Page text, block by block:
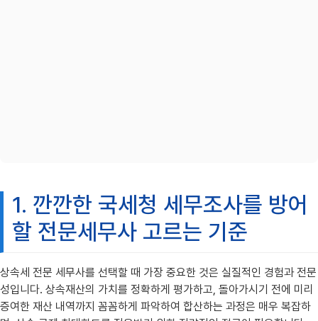
1. 깐깐한 국세청 세무조사를 방어
할 전문세무사 고르는 기준
상속세 전문 세무사를 선택할 때 가장 중요한 것은 실질적인 경험과 전문
성입니다. 상속재산의 가치를 정확하게 평가하고, 돌아가시기 전에 미리
증여한 재산 내역까지 꼼꼼하게 파악하여 합산하는 과정은 매우 복잡하